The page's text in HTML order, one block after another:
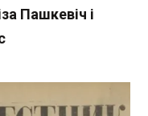
Пашкевіч і